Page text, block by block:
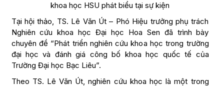
khoa học HSU phát biểu tại sự kiện
Tại hội thảo, TS. Lê Văn Út – Phó Hiệu trưởng phụ trách
Nghiên cứu khoa học Đại học Hoa Sen đã trình bày
chuyên đề “Phát triển nghiên cứu khoa học trong trường
đại học và đánh giá công bố khoa học quốc tế của
Trường Đại học Bạc Liêu”.
Theo TS. Lê Văn Út, nghiên cứu khoa học là một trong